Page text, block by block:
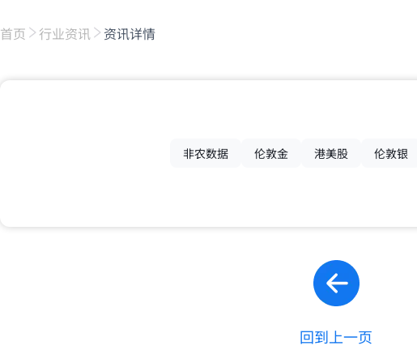
首页 行业资讯 资讯详情
非农数据 伦敦金 港美股 伦敦银
回到上一页